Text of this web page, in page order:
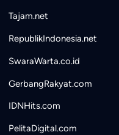
Tajam.net
RepublikIndonesia.net
SwaraWarta.co.id
GerbangRakyat.com
IDNHits.com
PelitaDigital.com